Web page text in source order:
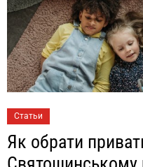
Статьи
Як обрати